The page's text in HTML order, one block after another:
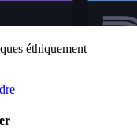
éthiquement